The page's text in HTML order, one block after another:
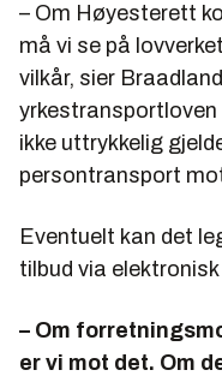
– Om Høyesterett
må vi se på
vilkår, sier
yrkestransportloven
ikke uttrykkelig
persontransport
Eventuelt kan det
tilbud via
– Om
er vi mot det. Om